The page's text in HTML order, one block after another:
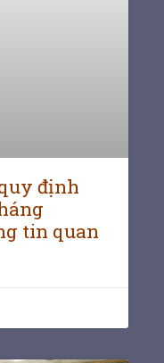
định
tin quan